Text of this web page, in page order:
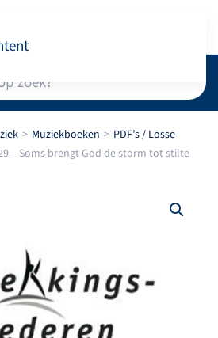
Muziekboeken
PDF’s / Losse
– Soms brengt God de storm tot stilte